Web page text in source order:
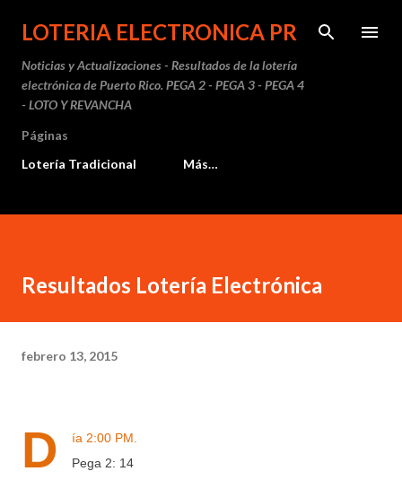
Ir al contenido principal
LOTERIA ELECTRONICA PR
Noticias y Actualizaciones - Resultados de la lotería
electrónica de Puerto Rico. PEGA 2 - PEGA 3 - PEGA 4
- LOTO Y REVANCHA
Páginas
Lotería Tradicional
Más…
Resultados Lotería Electrónica
febrero 13, 2015
D
ía 2:00 PM.
Pega 2: 14